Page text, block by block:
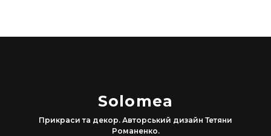
Solomea
Прикраси та декор. Авторський дизайн Тетяни
Романенко.